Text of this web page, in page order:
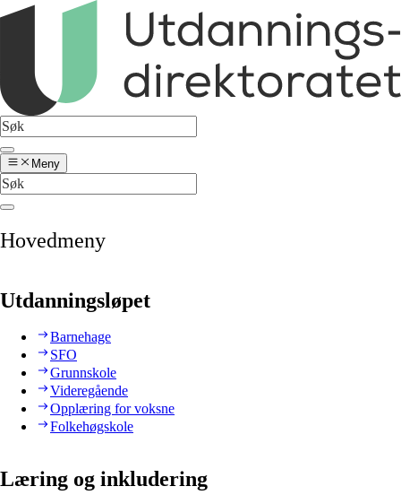
Meny
Hovedmeny
Utdanningsløpet
Barnehage
SFO
Grunnskole
Videregående
Opplæring for voksne
Folkehøgskole
Læring og inkludering